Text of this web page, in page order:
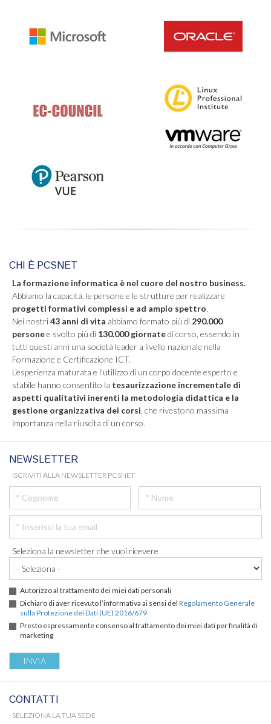
CHI È PCSNET
La formazione informatica è nel cuore del nostro business.
Abbiamo la capacità, le persone e le strutture per realizzare
progetti formativi complessi e ad ampio spettro.
Nei nostri43 anni di vita abbiamo formato più di 290.000
personee svolto più di 130.000 giornatedi corso, essendo in
tutti questi anni una società leader a livello nazionale nella
Formazione e Certificazione ICT.
L'esperienza maturata e l'utilizzo di un corpo docente esperto e
stabile hanno consentito la tesaurizzazione incrementale di
aspetti qualitativi inerenti la metodologia didattica e la
gestione organizzativa dei corsi , che rivestono massima
importanza nella riuscita di un corso.
NEWSLETTER
ISCRIVITI ALLA NEWSLETTER PCSNET
Seleziona la newsletter che vuoi ricevere
Autorizzo al trattamento dei miei dati personali
Dichiaro di aver ricevuto l’informativa ai sensi del Regolamento Generale
sulla Protezione dei Dati (UE) 2016/679
Presto espressamente consenso al trattamento dei miei dati per finalità di
marketing
CONTATTI
SELEZIONA LA TUA SEDE